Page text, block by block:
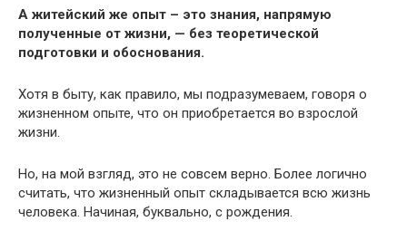
А житейский же опыт – это знания, напрямую
полученные от жизни, — без теоретической
подготовки и обоснования.
Хотя в быту, как правило, мы подразумеваем, говоря о
жизненном опыте, что он приобретается во взрослой
жизни.
Но, на мой взгляд, это не совсем верно. Более логично
считать, что жизненный опыт складывается всю жизнь
человека. Начиная, буквально, с рождения.